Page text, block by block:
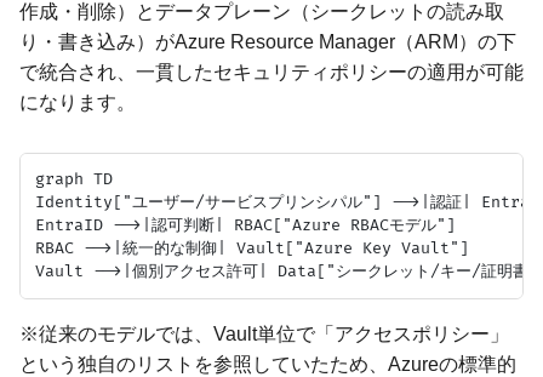
作成・削除）とデータプレーン（シークレットの読み取
り・書き込み）がAzure Resource Manager（ARM）の下
で統合され、一貫したセキュリティポリシーの適用が可能
になります。
graph TD
Identity["ユーザー/サービスプリンシパル"] -->|認証|
EntraID -->|認可判断| RBAC["Azure RBACモデル"]
RBAC -->|統一的な制御| Vault["Azure Key Vault"]
※従来のモデルでは、Vault単位で「アクセスポリシー」
という独自のリストを参照していたため、Azureの標準的